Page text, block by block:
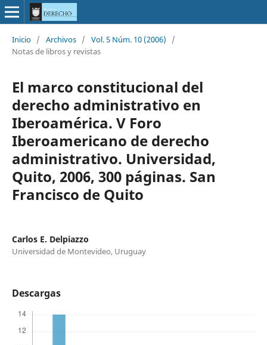
Inicio / Archivos / Vol. 5 Núm. 10 (2006)
/
Notas de libros y revistas
El marco constitucional del
derecho administrativo en
Iberoamérica. V Foro
Iberoamericano de derecho
administrativo. Universidad,
Quito, 2006, 300 páginas. San
Francisco de Quito
Carlos E. Delpiazzo
Universidad de Montevideo, Uruguay
Descargas